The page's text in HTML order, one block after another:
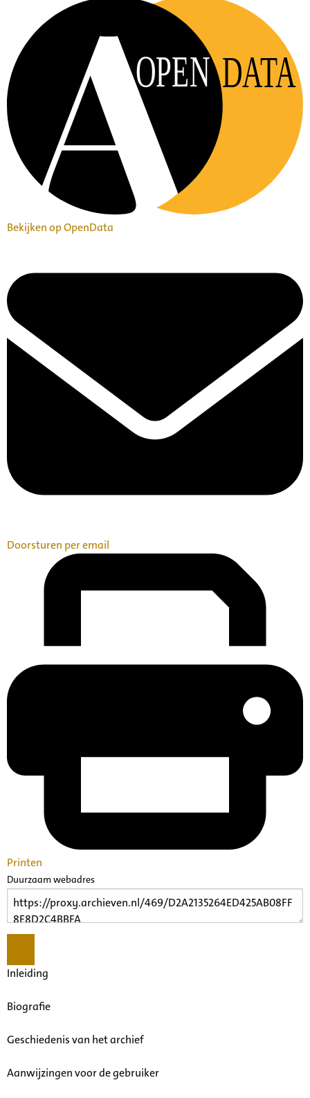
OPEN DATA
Bekijken op OpenData
Doorsturen per email
Printen
Duurzaam webadres
Inleiding
Biografie
Geschiedenis van het archief
Aanwijzingen voor de gebruiker